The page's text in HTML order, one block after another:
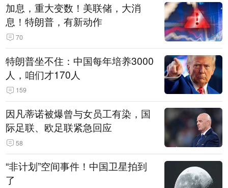
加息，重大变数！美联储，大消
息！特朗普，有新动作
70
特朗普坐不住：中国每年培养3000
人，咱们才170人
159
因凡蒂诺被爆曾与女员工有染，国
际足联、欧足联紧急回应
58
“非计划”空间事件！中国卫星拍到
了